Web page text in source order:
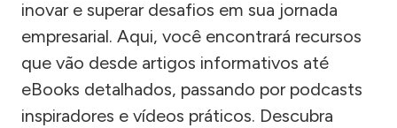
inovar e superar desafios em sua jornada
empresarial. Aqui, você encontrará recursos
que vão desde artigos informativos até
eBooks detalhados, passando por podcasts
inspiradores e vídeos práticos. Descubra